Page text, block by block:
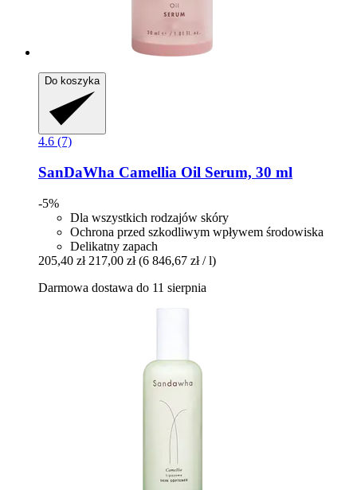
Do koszyka
4.6 (7)
SanDaWha Camellia Oil Serum, 30 ml
-5%
Dla wszystkich rodzajów skóry
Ochrona przed szkodliwym wpływem środowiska
Delikatny zapach
205,40 zł 217,00 zł (6 846,67 zł / l)
Darmowa dostawa do 11 sierpnia